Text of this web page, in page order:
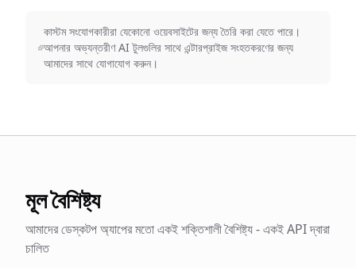
কাস্টম সংযোগকারীরা যেকোনো ওয়েবসাইটের জন্য তৈরি করা যেতে পারে।
আপনার অভ্যন্তরীণ AI টুলগুলির সাথে এন্টারপ্রাইজ সংহতকরণের জন্য
আমাদের সাথে যোগাযোগ করুন।
মূল বৈশিষ্ট্য
আমাদের ডেস্কটপ অ্যাপের মতো একই শক্তিশালী বৈশিষ্ট্য - একই API দ্বারা
চালিত